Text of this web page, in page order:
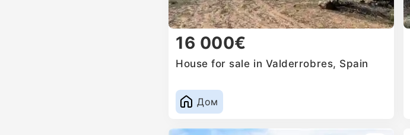
16 000€
House for sale in Valderrobres, Spain
Дом